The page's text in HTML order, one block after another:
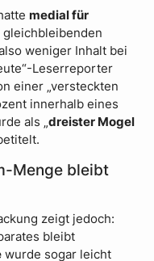
medial für
weniger Inhalt bei
Leserreporter
einer „versteckten
innerhalb eines
als „dreister Mogel
Menge bleibt
zeigt jedoch:
bleibt
wurde sogar leicht